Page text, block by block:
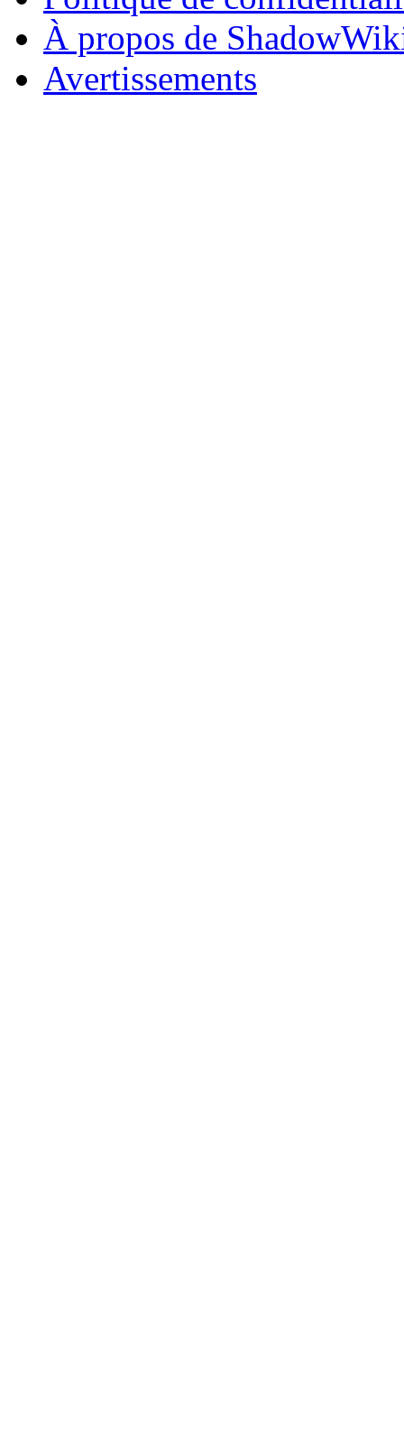
À propos de
Avertissements